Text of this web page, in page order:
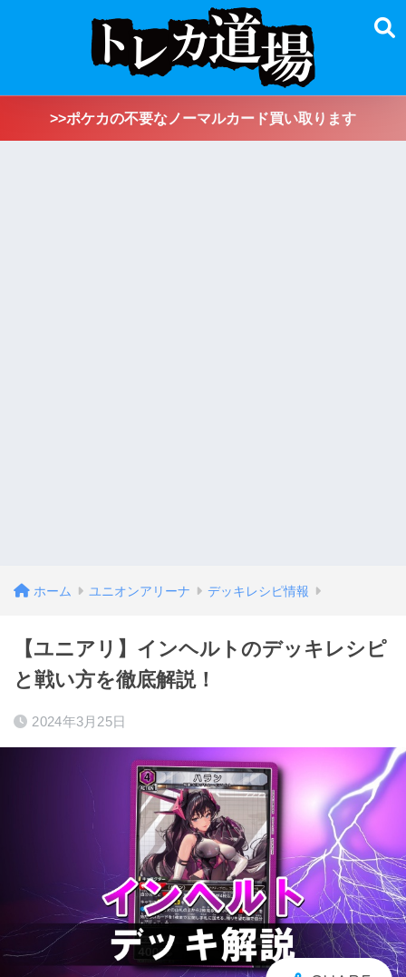
>>ポケカの不要なノーマルカード買い取ります
ホーム ユニオンアリーナ デッキレシピ情報
【ユニアリ】インヘルトのデッキレシピ
と戦い方を徹底解説！
2024年3月25日